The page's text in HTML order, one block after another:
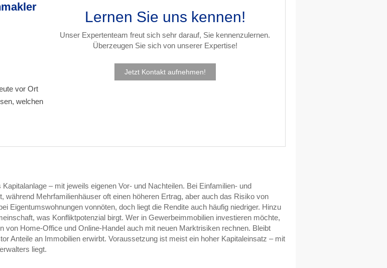
vor Ort
welchen
Lernen Sie uns kennen!
Unser Expertenteam freut sich sehr darauf, Sie kennenzulernen.
Überzeugen Sie sich von unserer Expertise!
Jetzt Kontakt aufnehmen!
– mit jeweils eigenen Vor- und Nachteilen. Bei Einfamilien- und
Mehrfamilienhäuser oft einen höheren Ertrag, aber auch das Risiko von
Eigentumswohnungen vonnöten, doch liegt die Rendite auch häufig niedriger. Hinzu
was Konfliktpotenzial birgt. Wer in Gewerbeimmobilien investieren möchte,
von Home-Office und Online-Handel auch mit neuen Marktrisiken rechnen. Bleibt
Anteile an Immobilien erwirbt. Voraussetzung ist meist ein hoher Kapitaleinsatz – mit
liegt.